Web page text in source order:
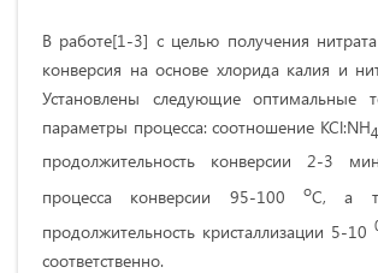
В работе[1-3] с целью получения
конверсия на основе хлорида калия и
Установлены следующие оптимальные
параметры процесса: соотношение KCl:NH4
продолжительность конверсии 2-3
процесса конверсии 95-100 оС, а
продолжительность кристаллизации 5-10
соответственно.